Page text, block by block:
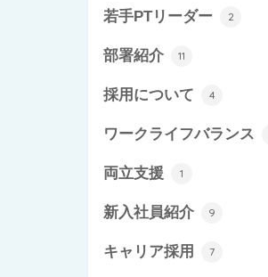
若手PTリーダー 2
部署紹介 11
採用について 4
ワークライフバランス
両立支援 1
新入社員紹介 9
キャリア採用 7